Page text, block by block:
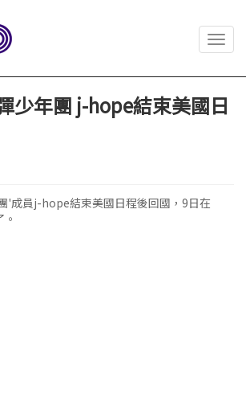
少年團 j-hope結束美國日
'成員j-hope結束美國日程後回國，9日在